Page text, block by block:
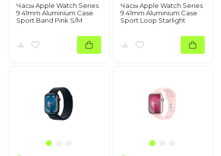
Часы Apple Watch Series
9 41mm Aluminium Case
Sport Band Pink S/M
Часы Apple Watch Series
9 41mm Aluminium Case
Sport Loop Starlight